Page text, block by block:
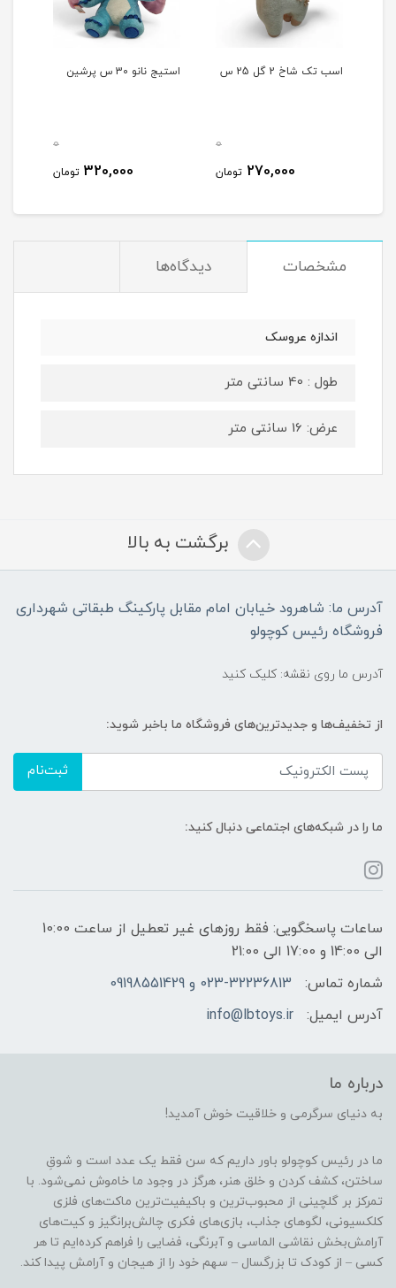
اسب تک شاخ 2 گل 25 س
0
270,000 تومان
استیج نانو 30 س پرشین
0
320,000 تومان
مشخصات دیدگاه‌ها
اندازه عروسک
طول : 40 سانتی متر
عرض: 16 سانتی متر
برگشت به بالا
آدرس ما: شاهرود خیابان امام مقابل پارکینگ طبقاتی شهرداری
فروشگاه رئیس کوچولو
آدرس ما روی نقشه: کلیک کنید
از تخفیف‌ها و جدیدترین‌های فروشگاه ما باخبر شوید:
ثبت‌نام
ما را در شبکه‌های اجتماعی دنبال کنید:
ساعات پاسخگویی: فقط روزهای غیر تعطیل از ساعت 10:00
الی 14:00 و 17:00 الی 21:00
شماره تماس:
023-32236813 و 09198551429
آدرس ایمیل:
info@lbtoys.ir
درباره ما
به دنیای سرگرمی و خلاقیت خوش آمدید!
ما در رئیس کوچولو باور داریم که سن فقط یک عدد است و شوقِ
ساختن، کشف کردن و خلق هنر، هرگز در وجود ما خاموش نمی‌شود. با
تمرکز بر گلچینی از محبوب‌ترین و باکیفیت‌ترین ماکت‌های فلزی
کلکسیونی، لگوهای جذاب، بازی‌های فکری چالش‌برانگیز و کیت‌های
آرامش‌بخش نقاشی الماسی و آبرنگی، فضایی را فراهم کرده‌ایم تا هر
کسی – از کودک تا بزرگسال – سهم خود را از هیجان و آرامش پیدا کند.